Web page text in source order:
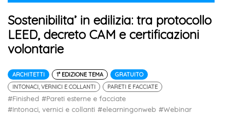
Sostenibilita’ in edilizia: tra protocollo
LEED, decreto CAM e certificazioni
volontarie
ARCHITETTI 1° EDIZIONE TEMA
GRATUITO
INTONACI, VERNICI E COLLANTI
PARETI E FACCIATE
#Finished #Pareti esterne e facciate
#Intonaci, vernici e collanti #elearningonweb #Webinar